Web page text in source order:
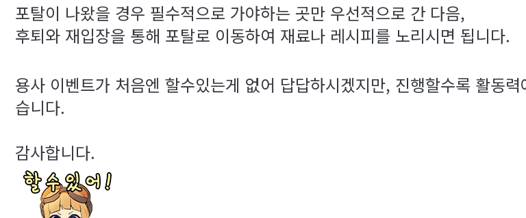
포탈이 나왔을 경우 필수적으로 가야하는 곳만 우선적으로 간 다음,
후퇴와 재입장을 통해 포탈로 이동하여 재료나 레시피를 노리시면 됩니다.
용사 이벤트가 처음엔 할수있는게 없어 답답하시겠지만, 진행할수록 활동
습니다.
감사합니다.